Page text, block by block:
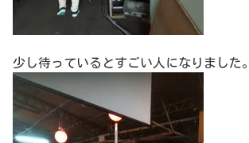
少し待っているとすごい人になりました。